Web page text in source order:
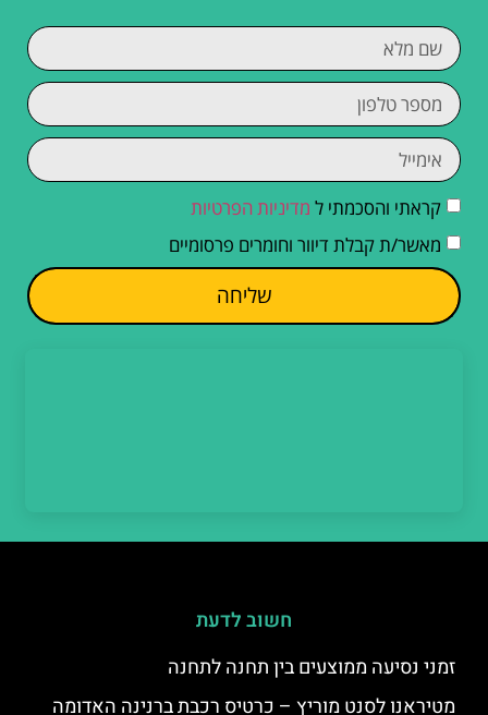
קראתי והסכמתי ל מדיניות הפרטיות
מאשר/ת קבלת דיוור וחומרים פרסומיים
שליחה
חשוב לדעת
זמני נסיעה ממוצעים בין תחנה לתחנה
מטיראנו לסנט מוריץ – כרטיס רכבת ברנינה האדומה